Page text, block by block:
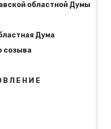
областной Думы
Дума
созыва
В Л Е Н И Е